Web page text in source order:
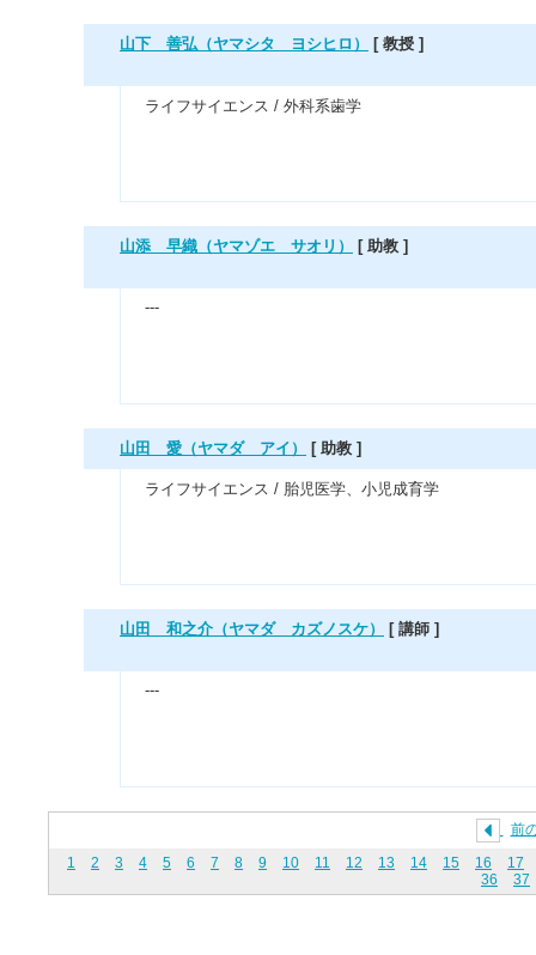
山下 善弘（ヤマシタ ヨシヒロ） [ 教授 ]
ライフサイエンス / 外科系歯学
山添 早織（ヤマゾエ サオリ） [ 助教 ]
---
山田 愛（ヤマダ アイ） [ 助教 ]
ライフサイエンス / 胎児医学、小児成育学
山田 和之介（ヤマダ カズノスケ） [ 講師 ]
---
前
1
2 3 4 5 6 7 8 9 10 11 12 13 14 15 16
17
36
37